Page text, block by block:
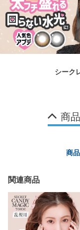
シーク
商
商
関連商品